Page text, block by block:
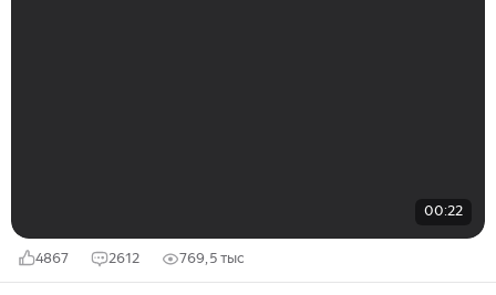
00:22
4867 2612 769,5 тыс